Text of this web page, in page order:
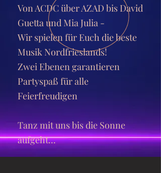
Von ACDC über AZAD bis David
Guetta und Mia Julia -
Wir spielen für Euch die beste
Musik Nordfrieslands!
Zwei Ebenen garantieren
Partyspaß für alle
Feierfreudigen
Tanz mit uns bis die Sonne
aufgeht...